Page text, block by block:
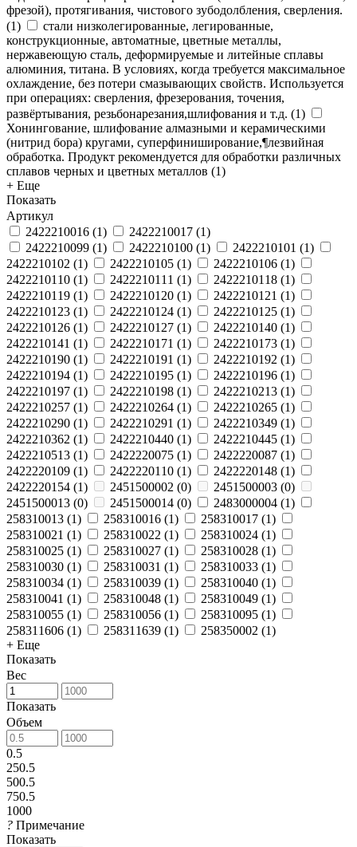
фрезой), протягивания, чистового зубодолбления, сверления.
(1)
стали низколегированные, легированные,
конструкционные, автоматные, цветные металлы,
нержавеющую сталь, деформируемые и литейные сплавы
алюминия, титана. В условиях, когда требуется максимальное
охлаждение, без потери смазывающих свойств. Используется
при операциях: сверления, фрезерования, точения,
развёртывания, резьбонарезания,шлифования и т.д. (1)
Хонингование, шлифование алмазными и керамическими
(нитрид бора) кругами, суперфиниширование,¶лезвийная
обработка. Продукт рекомендуется для обработки различных
сплавов черных и цветных металлов (1)
+ Еще
Показать
Артикул
2422210016 (1) 2422210017 (1)
2422210099 (1) 2422210100 (1) 2422210101 (1)
2422210102 (1) 2422210105 (1) 2422210106 (1)
2422210110 (1) 2422210111 (1) 2422210118 (1)
2422210119 (1) 2422210120 (1) 2422210121 (1)
2422210123 (1) 2422210124 (1) 2422210125 (1)
2422210126 (1) 2422210127 (1) 2422210140 (1)
2422210141 (1) 2422210171 (1) 2422210173 (1)
2422210190 (1) 2422210191 (1) 2422210192 (1)
2422210194 (1) 2422210195 (1) 2422210196 (1)
2422210197 (1) 2422210198 (1) 2422210213 (1)
2422210257 (1) 2422210264 (1) 2422210265 (1)
2422210290 (1) 2422210291 (1) 2422210349 (1)
2422210362 (1) 2422210440 (1) 2422210445 (1)
2422210513 (1) 2422220075 (1) 2422220087 (1)
2422220109 (1) 2422220110 (1) 2422220148 (1)
2422220154 (1) 2451500002 (0) 2451500003 (0)
2451500013 (0) 2451500014 (0) 2483000004 (1)
258310013 (1) 258310016 (1) 258310017 (1)
258310021 (1) 258310022 (1) 258310024 (1)
258310025 (1) 258310027 (1) 258310028 (1)
258310030 (1) 258310031 (1) 258310033 (1)
258310034 (1) 258310039 (1) 258310040 (1)
258310041 (1) 258310048 (1) 258310049 (1)
258310055 (1) 258310056 (1) 258310095 (1)
258311606 (1) 258311639 (1) 258350002 (1)
+ Еще
Показать
Вес
Показать
Объем
0.5
250.5
500.5
750.5
1000
? Примечание
Показать